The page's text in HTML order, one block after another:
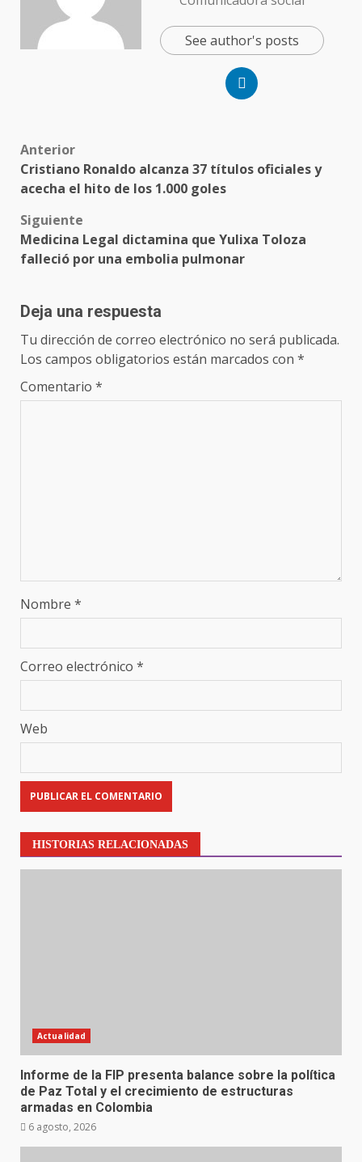
See author's posts
Anterior
Cristiano Ronaldo alcanza 37 títulos oficiales y
acecha el hito de los 1.000 goles
Siguiente
Medicina Legal dictamina que Yulixa Toloza
falleció por una embolia pulmonar
Deja una respuesta
Tu dirección de correo electrónico no será publicada.
Los campos obligatorios están marcados con *
Comentario *
Nombre *
Correo electrónico *
Web
HISTORIAS RELACIONADAS
Actualidad
Informe de la FIP presenta balance sobre la política
de Paz Total y el crecimiento de estructuras
armadas en Colombia
6 agosto, 2026